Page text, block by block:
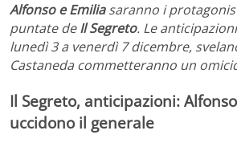
Alfonso e Emiliasaranno i
puntate deIl Segreto. Le
lunedì 3 a venerdì 7 dicembre,
Castaneda commetteranno un
Il Segreto, anticipazioni:
uccidono il generale